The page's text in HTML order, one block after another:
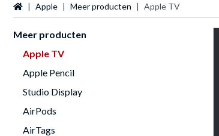
Startpagina
Apple Meer producten Apple TV
Meer producten
Apple TV
Apple Pencil
Studio Display
AirPods
AirTags